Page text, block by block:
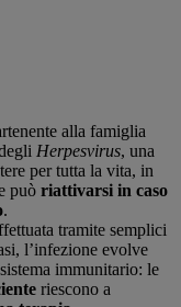
alla famiglia
Herpesvirus, una
per tutta la vita, in
può riattivarsi in caso
.
tramite semplici
l’infezione evolve
immunitario: le
riescono a